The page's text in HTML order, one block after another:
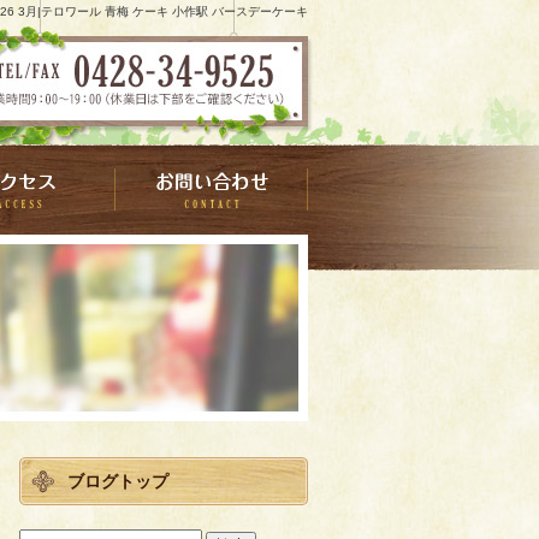
3月|テロワール 青梅 ケーキ 小作駅 バースデーケーキ
ブログトップ